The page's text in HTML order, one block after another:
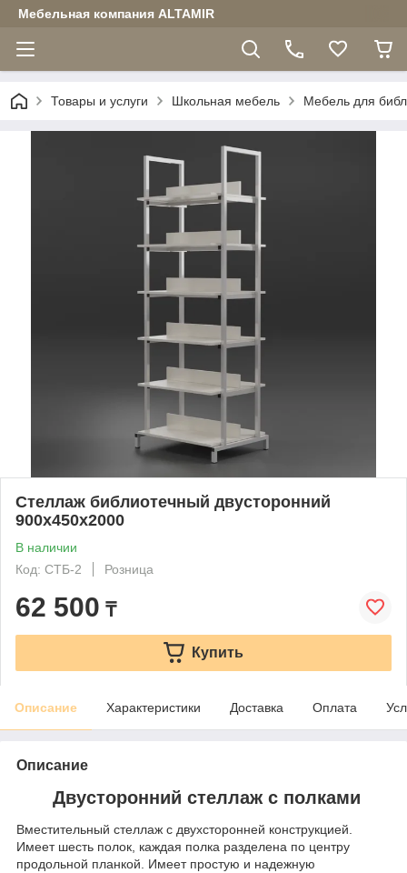
Мебельная компания ALTAMIR
Товары и услуги Школьная мебель Мебель для
Стеллаж библиотечный двусторонний
900х450х2000
В наличии
Код: СТБ-2
Розница
62 500 ₸
Купить
Описание Характеристики Доставка Оплата
Описание
Двусторонний стеллаж с полками
Вместительный стеллаж с двухсторонней конструкцией.
Имеет шесть полок, каждая полка разделена по центру
продольной планкой. Имеет простую и надежную